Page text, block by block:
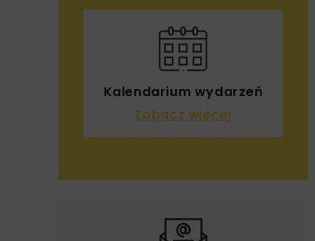
Kalendarium wydarzeń
Zobacz więcej